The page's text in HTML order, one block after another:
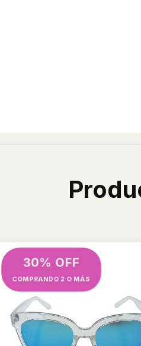
30% OFF
COMPRANDO 2 O MÁS